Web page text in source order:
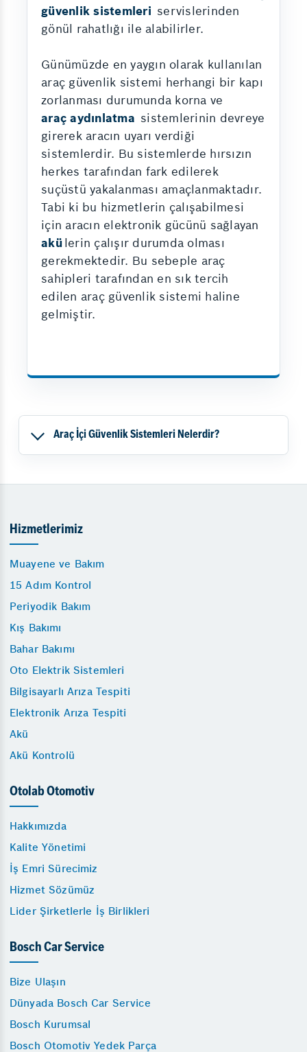
güvenlik sistemleri servislerinden
gönül rahatlığı ile alabilirler.
Günümüzde en yaygın olarak kullanılan
araç güvenlik sistemi herhangi bir kapı
zorlanması durumunda korna ve
araç aydınlatma sistemlerinin devreye
girerek aracın uyarı verdiği
sistemlerdir. Bu sistemlerde hırsızın
herkes tarafından fark edilerek
suçüstü yakalanması amaçlanmaktadır.
Tabi ki bu hizmetlerin çalışabilmesi
için aracın elektronik gücünü sağlayan
akülerin çalışır durumda olması
gerekmektedir. Bu sebeple araç
sahipleri tarafından en sık tercih
edilen araç güvenlik sistemi haline
gelmiştir.
Araç İçi Güvenlik Sistemleri Nelerdir?
Hizmetlerimiz
Muayene ve Bakım
15 Adım Kontrol
Periyodik Bakım
Kış Bakımı
Bahar Bakımı
Oto Elektrik Sistemleri
Bilgisayarlı Arıza Tespiti
Elektronik Arıza Tespiti
Akü
Akü Kontrolü
Otolab Otomotiv
Hakkımızda
Kalite Yönetimi
İş Emri Sürecimiz
Hizmet Sözümüz
Lider Şirketlerle İş Birlikleri
Bosch Car Service
Bize Ulaşın
Dünyada Bosch Car Service
Bosch Kurumsal
Bosch Otomotiv Yedek Parça